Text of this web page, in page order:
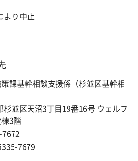
より中止
課基幹相談支援係（杉並区基幹相
並区天沼3丁目19番16号 ウェルフ
3階
7679